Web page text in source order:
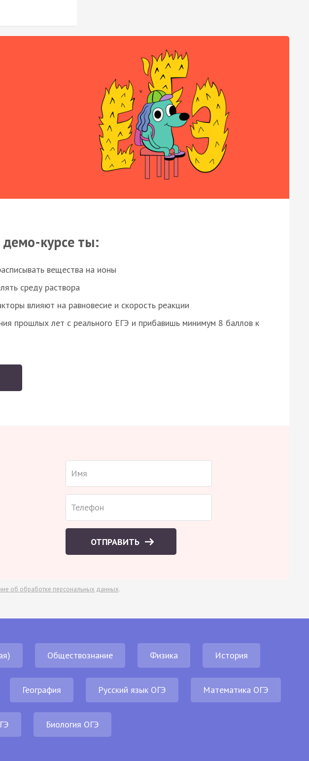
курсе ты:
вещества на ионы
среду раствора
влияют на равновесие и скорость реакции
прошлых лет с реального ЕГЭ и прибавишь минимум 8 баллов к
ОТПРАВИТЬ
об обработке персональных данных.
Обществознание Физика История
География Русский язык ОГЭ Математика ОГЭ
Биология ОГЭ